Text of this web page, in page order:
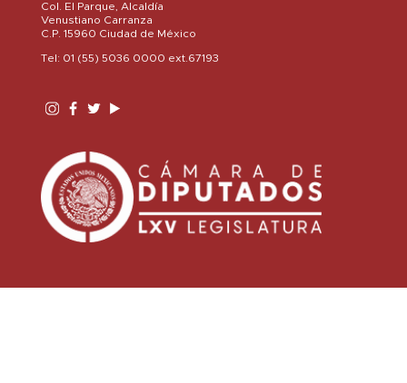
Col. El Parque, Alcaldía
Venustiano Carranza
C.P. 15960 Ciudad de México
Tel: 01 (55) 5036 0000 ext.67193